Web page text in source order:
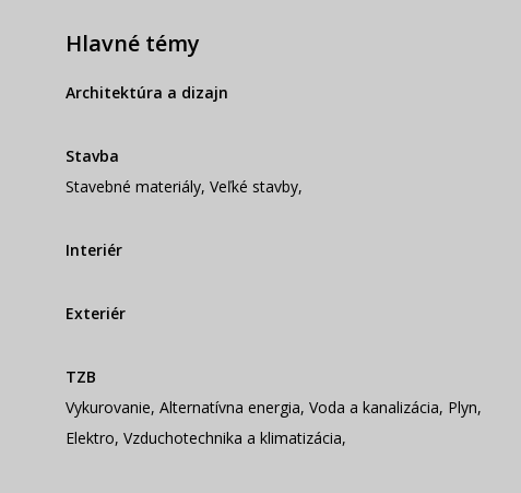
Hlavné témy
Architektúra a dizajn
Stavba
Stavebné materiály, Veľké stavby,
Interiér
Exteriér
TZB
Vykurovanie, Alternatívna energia, Voda a kanalizácia, Plyn,
Elektro, Vzduchotechnika a klimatizácia,